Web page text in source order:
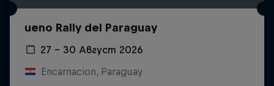
ueno Rally del Paraguay
27 – 30 Август 2026
Encarnacion, Paraguay